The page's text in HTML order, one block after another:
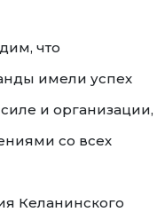
что
имели успех
и организации,
со всех
Келанинского